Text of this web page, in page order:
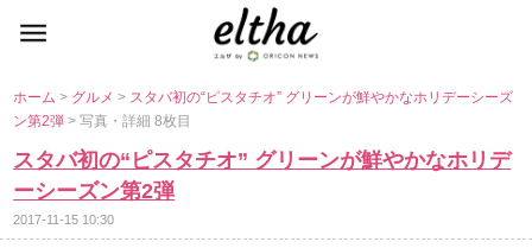
ホーム> グルメ> スタバ初の“ピスタチオ” グリーンが鮮やかなホリデーシーズ
ン第2弾> 写真・詳細 8枚目
スタバ初の“ピスタチオ” グリーンが鮮やかなホリデ
ーシーズン第2弾
2017-11-15 10:30